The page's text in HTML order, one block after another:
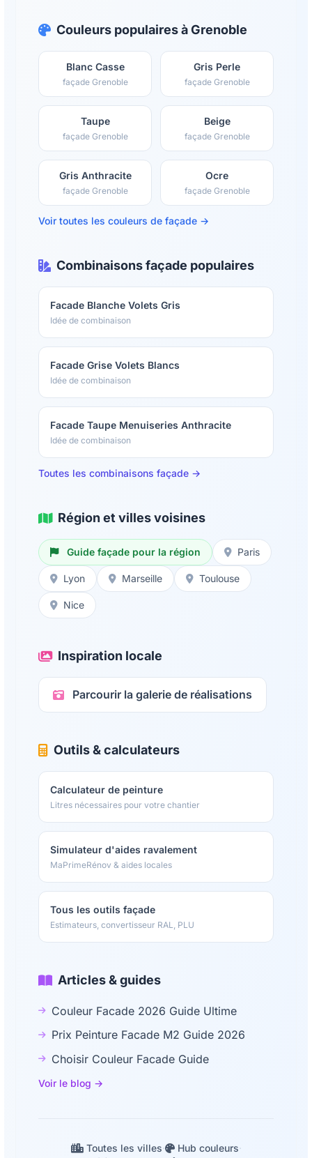
Couleurs populaires à Grenoble
Blanc Casse
façade Grenoble
Gris Perle
façade Grenoble
Taupe
façade Grenoble
Beige
façade Grenoble
Gris Anthracite
façade Grenoble
Ocre
façade Grenoble
Voir toutes les couleurs de façade →
Combinaisons façade populaires
Facade Blanche Volets Gris
Idée de combinaison
Facade Grise Volets Blancs
Idée de combinaison
Facade Taupe Menuiseries Anthracite
Idée de combinaison
Toutes les combinaisons façade →
Région et villes voisines
Guide façade pour la région Paris
Lyon Marseille Toulouse
Nice
Inspiration locale
Parcourir la galerie de réalisations
Outils & calculateurs
Calculateur de peinture
Litres nécessaires pour votre chantier
Simulateur d'aides ravalement
MaPrimeRénov & aides locales
Tous les outils façade
Estimateurs, convertisseur RAL, PLU
Articles & guides
Couleur Facade 2026 Guide Ultime
Prix Peinture Facade M2 Guide 2026
Choisir Couleur Facade Guide
Voir le blog →
Toutes les villes· Hub couleurs·